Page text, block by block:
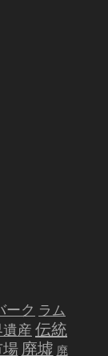
ーク ラム
産伝統
廃墟 廃